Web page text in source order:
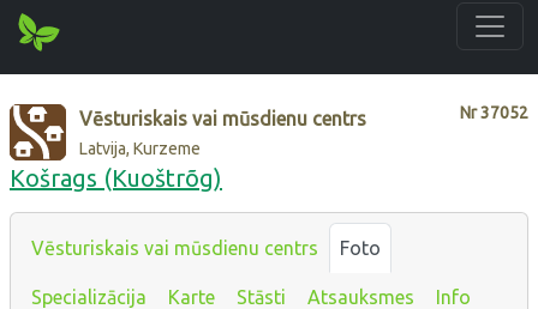
Nr37052
Vēsturiskais vai mūsdienu centrs
Latvija, Kurzeme
Košrags (Kuoštrõg)
Vēsturiskais vai mūsdienu centrs Foto
Specializācija Karte Stāsti Atsauksmes Info